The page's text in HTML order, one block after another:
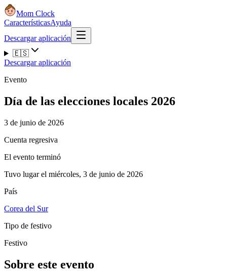
Mom Clock
CaracterísticasAyuda
Descargar aplicación
🇪🇸
Descargar aplicación
Evento
Día de las elecciones locales 2026
3 de junio de 2026
Cuenta regresiva
El evento terminó
Tuvo lugar el miércoles, 3 de junio de 2026
País
Corea del Sur
Tipo de festivo
Festivo
Sobre este evento